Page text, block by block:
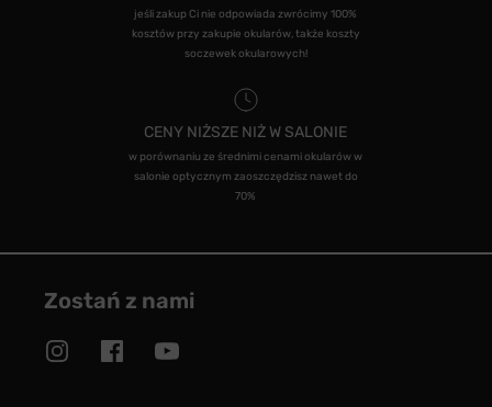
jeśli zakup Ci nie odpowiada zwrócimy 100%
kosztów przy zakupie okularów, także koszty
soczewek okularowych!
CENY NIŻSZE NIŻ W SALONIE
w porównaniu ze średnimi cenami okularów w
salonie optycznym zaoszczędzisz nawet do
70%
Zostań z nami